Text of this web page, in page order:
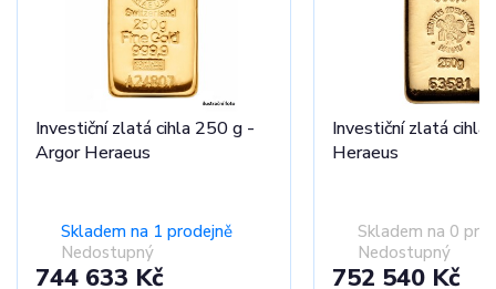
Investiční zlatá cihla 250 g -
Argor Heraeus
Skladem na 1 prodejně
Nedostupný
744 633 Kč
Investiční zlatá
Heraeus
Skladem na 0
Nedostupný
752 540 Kč